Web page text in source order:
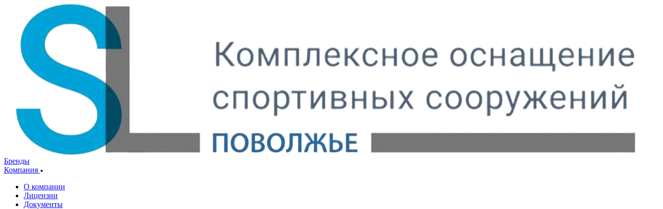
Бренды
Компания
О компании
Лицензии
Документы